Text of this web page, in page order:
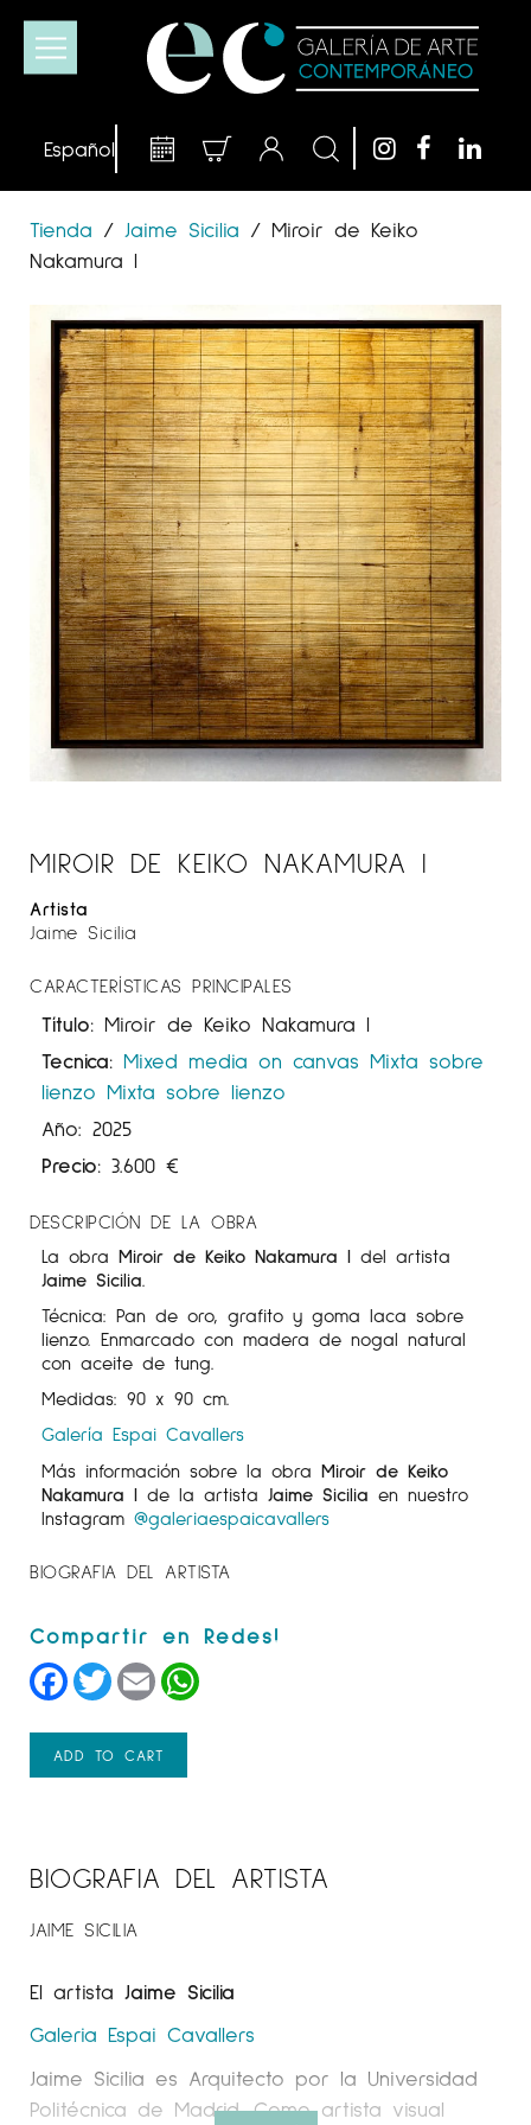
Tienda / Jaime Sicilia / Miroir de Keiko
Nakamura I
MIROIR DE KEIKO NAKAMURA I
Artista
Jaime Sicilia
CARACTERÍSTICAS PRINCIPALES
Título: Miroir de Keiko Nakamura I
Tecnica: Mixed media on canvas Mixta sobre
lienzo Mixta sobre lienzo
Año: 2025
Precio: 3.600 €
DESCRIPCIÓN DE LA OBRA
La obra Miroir de Keiko Nakamura I del artista
Jaime Sicilia
Técnica: Pan de oro, grafito y goma laca sobre
lienzo. Enmarcado con madera de nogal natural
con aceite de tung.
Medidas: 90 x 90 cm.
Galería Espai Cavallers
Más información sobre la obra Miroir de Keiko
Nakamura I de la artista Jaime Sicilia en nuestro
Instagram @galeriaespaicavallers
BIOGRAFIA DEL ARTISTA
Facebook
TwitterEmail
ADD TO CART
BIOGRAFIA DEL ARTISTA
JAIME SICILIA
El artista Jaime Sicilia
Galeria Espai Cavallers
Jaime Sicilia es Arquitecto por la Universidad
Politécnica de Madrid. Como artista visual